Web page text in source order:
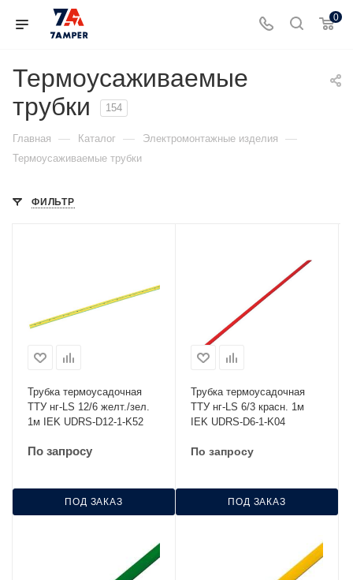
0
Термоусаживаемые
трубки
154
Главная — Каталог — Электромонтажные изделия —
Термоусаживаемые трубки
ФИЛЬТР
Трубка термоусадочная
ТТУ нг-LS 12/6 желт./зел.
1м IEK UDRS-D12-1-K52
По запросу
ПОД ЗАКАЗ
Трубка термоусадочная
ТТУ нг-LS 6/3 красн. 1м
IEK UDRS-D6-1-K04
По запросу
ПОД ЗАКАЗ